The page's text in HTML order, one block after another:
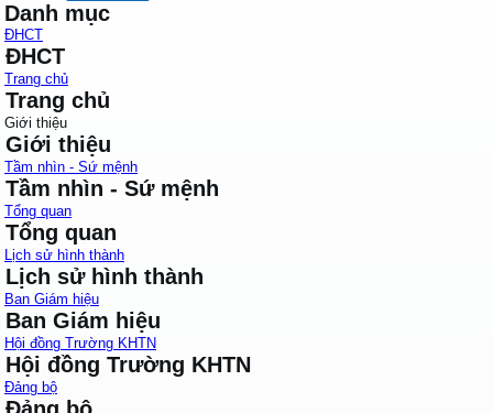
Danh mục
ĐHCT
ĐHCT
Trang chủ
Trang chủ
Giới thiệu
Giới thiệu
Tầm nhìn - Sứ mệnh
Tầm nhìn - Sứ mệnh
Tổng quan
Tổng quan
Lịch sử hình thành
Lịch sử hình thành
Ban Giám hiệu
Ban Giám hiệu
Hội đồng Trường KHTN
Hội đồng Trường KHTN
Đảng bộ